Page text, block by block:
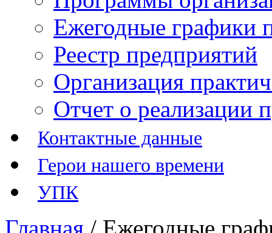
Ежегодные графики
Реестр предприятий
Организация
Отчет о реализации
Контактные данные
Герои нашего времени
УПК